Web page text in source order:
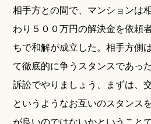
相手方との間で、マンションは
わり５００万円の解決金を依頼
ちで和解が成立した。相手方側
て徹底的に争うスタンスであっ
訴訟でやりましょう、まずは、
というようなお互いのスタンス